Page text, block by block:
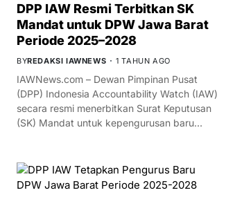
DPP IAW Resmi Terbitkan SK
Mandat untuk DPW Jawa Barat
Periode 2025–2028
BYREDAKSI IAWNEWS 1 TAHUN AGO
IAWNews.com – Dewan Pimpinan Pusat
(DPP) Indonesia Accountability Watch (IAW)
secara resmi menerbitkan Surat Keputusan
(SK) Mandat untuk kepengurusan baru…